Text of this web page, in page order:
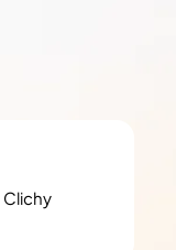
Clichy